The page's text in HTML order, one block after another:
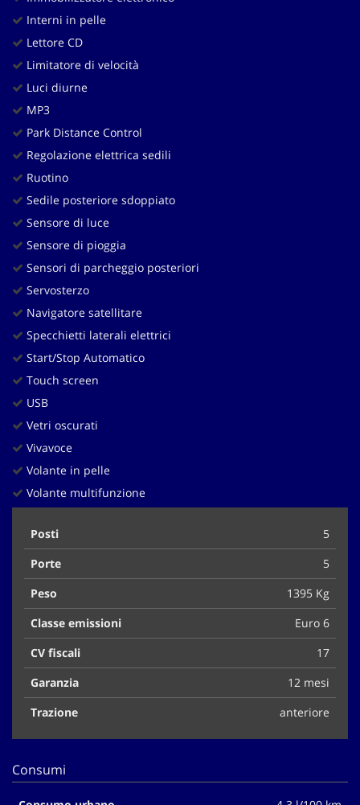
Interni in pelle
Lettore CD
Limitatore di velocità
Luci diurne
MP3
Park Distance Control
Regolazione elettrica sedili
Ruotino
Sedile posteriore sdoppiato
Sensore di luce
Sensore di pioggia
Sensori di parcheggio posteriori
Servosterzo
Navigatore satellitare
Specchietti laterali elettrici
Start/Stop Automatico
Touch screen
USB
Vetri oscurati
Vivavoce
Volante in pelle
Volante multifunzione
Posti
5
Porte
5
Peso
1395 Kg
Classe emissioni
Euro 6
CV fiscali
17
Garanzia
12 mesi
Trazione
anteriore
Consumi